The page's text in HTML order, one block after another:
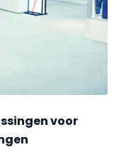
voor